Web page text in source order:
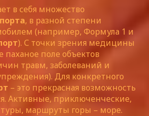
в себя множество
, в разной степени
(например, Формула 1 и
). С точки зрения медицины
паханое поле объектов
травм, заболеваний и
Для конкретного
– это прекрасная возможность
Активные, приключенческие,
маршруты горы – море.